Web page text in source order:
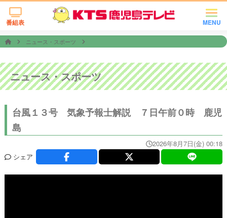
MENU
番組表
ニュース・スポーツ
ニュース・スポーツ
台風１３号 気象予報士解説 ７日午前０時 鹿児
島
2026年8月7日(金) 00:18
シェア